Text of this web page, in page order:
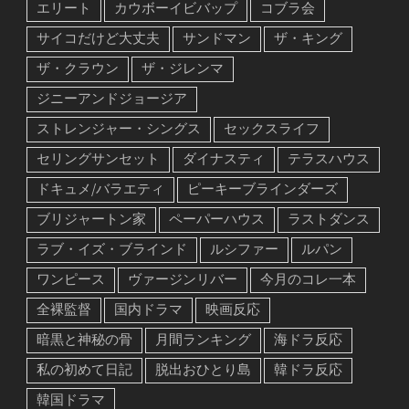
エリート
カウボーイビバップ
コブラ会
サイコだけど大丈夫
サンドマン
ザ・キング
ザ・クラウン
ザ・ジレンマ
ジニーアンドジョージア
ストレンジャー・シングス
セックスライフ
セリングサンセット
ダイナスティ
テラスハウス
ドキュメ/バラエティ
ピーキーブラインダーズ
ブリジャートン家
ペーパーハウス
ラストダンス
ラブ・イズ・ブラインド
ルシファー
ルパン
ワンピース
ヴァージンリバー
今月のコレ一本
全裸監督
国内ドラマ
映画反応
暗黒と神秘の骨
月間ランキング
海ドラ反応
私の初めて日記
脱出おひとり島
韓ドラ反応
韓国ドラマ